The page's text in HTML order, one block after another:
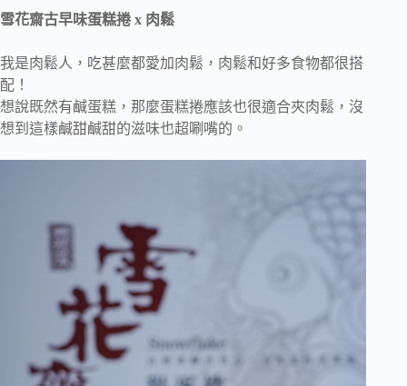
雪花齋古早味蛋糕捲 x 肉鬆
我是肉鬆人，吃甚麼都愛加肉鬆，肉鬆和好多食物都很搭
配！
想說既然有鹹蛋糕，那麼蛋糕捲應該也很適合夾肉鬆，沒
想到這樣鹹甜鹹甜的滋味也超唰嘴的。